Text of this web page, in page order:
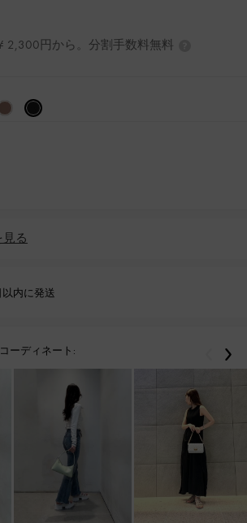
2,300円から。分割手数料無料
る
内に発送
ーディネート: 戻る